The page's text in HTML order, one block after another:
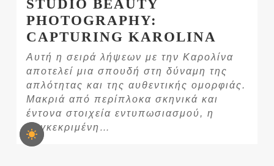
STUDIO BEAUTY
PHOTOGRAPHY:
CAPTURING KAROLINA
Αυτή η σειρά λήψεων με την Καρολίνα
αποτελεί μια σπουδή στη δύναμη της
απλότητας και της αυθεντικής ομορφιάς.
Μακριά από περίπλοκα σκηνικά και
έντονα στοιχεία εντυπωσιασμού, η
συγκεκριμένη…